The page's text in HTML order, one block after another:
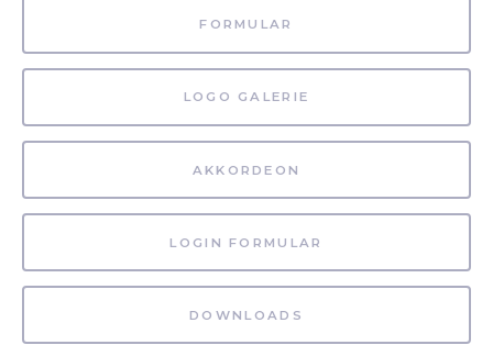
FORMULAR
LOGO GALERIE
AKKORDEON
LOGIN FORMULAR
DOWNLOADS